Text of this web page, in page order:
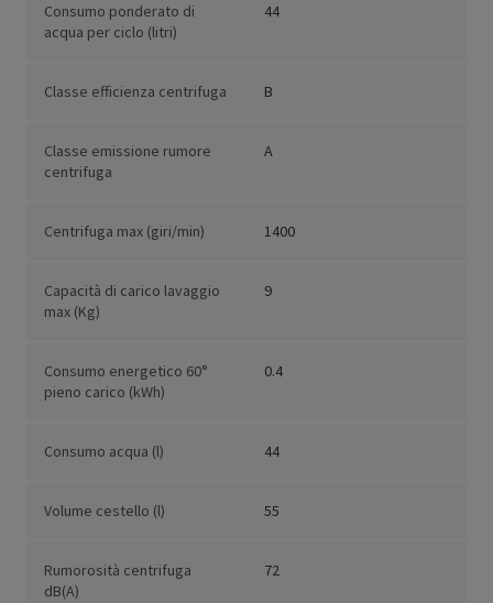
Consumo ponderato di
acqua per ciclo (litri)
44
Classe efficienza centrifuga B
Classe emissione rumore
centrifuga
A
Centrifuga max (giri/min) 1400
Capacità di carico lavaggio
max (Kg)
9
Consumo energetico 60°
pieno carico (kWh)
0.4
Consumo acqua (l) 44
Volume cestello (l) 55
Rumorosità centrifuga
dB(A)
72